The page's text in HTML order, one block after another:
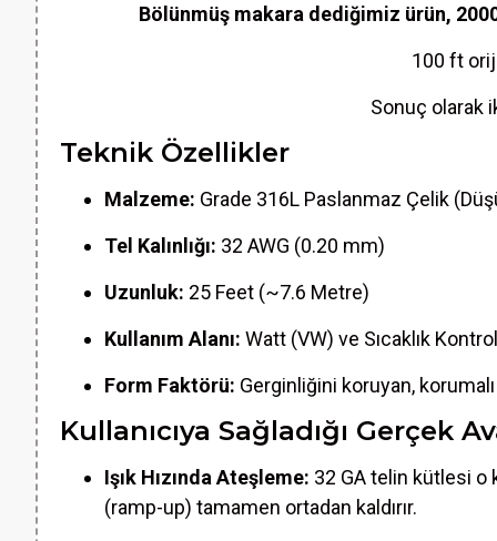
Bölünmüş makara dediğimiz ürün,
100 ft
Sonuç olarak
Teknik Özellikler
Malzeme: Grade 316L Paslanmaz Çelik
Tel Kalınlığı: 32 AWG (0.20 mm)
Uzunluk: 25 Feet (~7.6 Metre)
Kullanım Alanı: Watt (VW) ve Sıcaklık
Form Faktörü: Gerginliğini koruyan, korumalı
Kullanıcıya Sağladığı Gerçek
Işık Hızında Ateşleme: 32 GA telin kütlesi o
(ramp-up) tamamen ortadan kaldırır.